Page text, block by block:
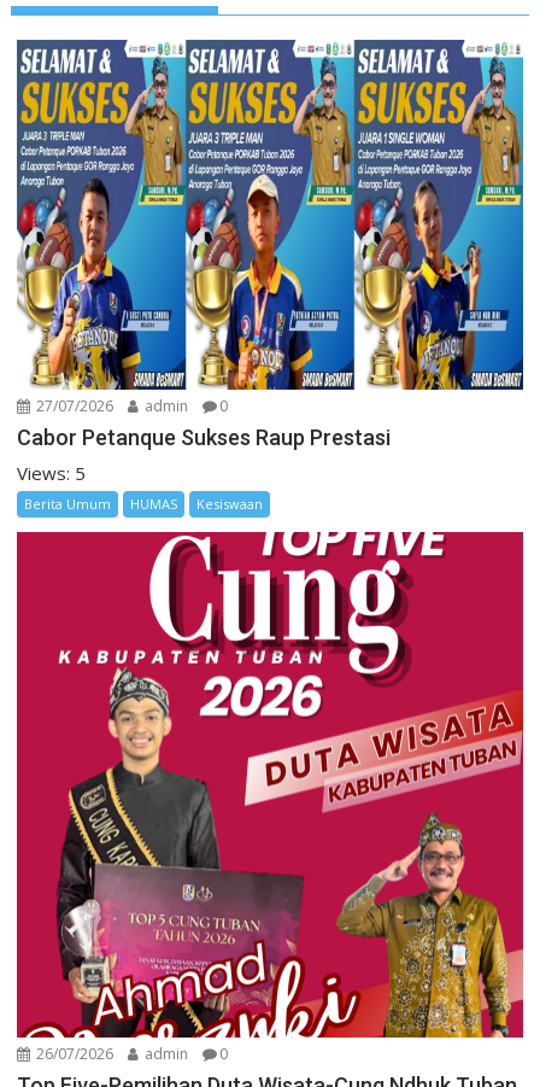
27/07/2026 admin 0
Cabor Petanque Sukses Raup Prestasi
Views: 5
Berita Umum HUMAS Kesiswaan
26/07/2026 admin 0